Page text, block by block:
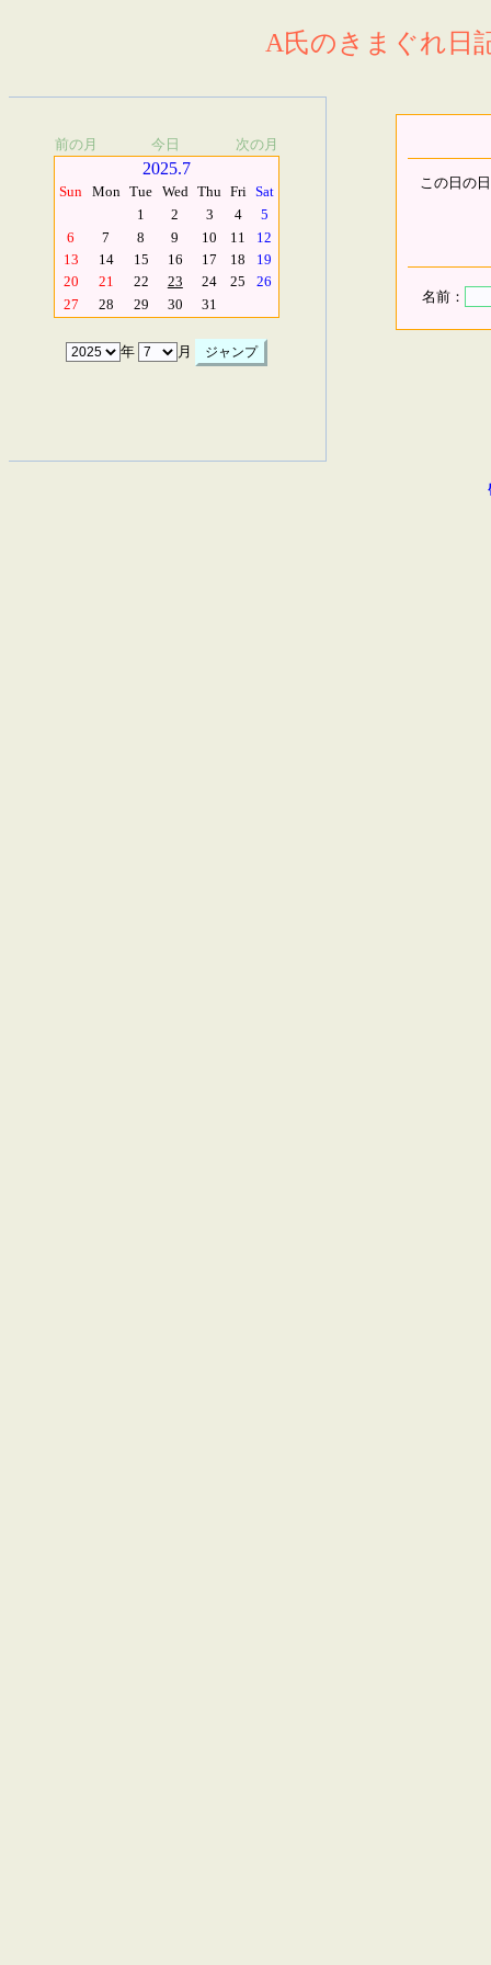
A氏のきまぐれ日
前の月 今日 次の月
2025.7
Sun Mon Tue Wed Thu Fri Sat
1
2 3 4
5
6
7 8 9 10 11
12
13
14 15 16 17 18
19
20
21 22 23 24 25
26
27
28 29 30 31
年 月
この日の
名前：